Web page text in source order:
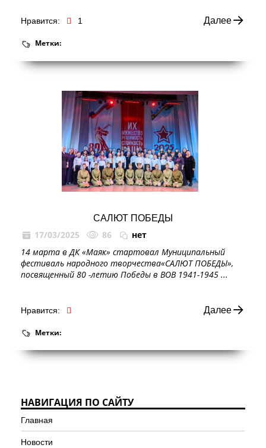
Нравится: 1 Далее
Метки:
САЛЮТ ПОБЕДЫ
17/03/2025 86
нет
14 марта в ДК «Маяк» стартовал Муниципальный
фестиваль народного творчества«САЛЮТ ПОБЕДЫ»,
посвященный 80 -летию Победы в ВОВ 1941-1945 ...
Нравится: Далее
Метки:
НАВИГАЦИЯ ПО САЙТУ
Главная
Новости